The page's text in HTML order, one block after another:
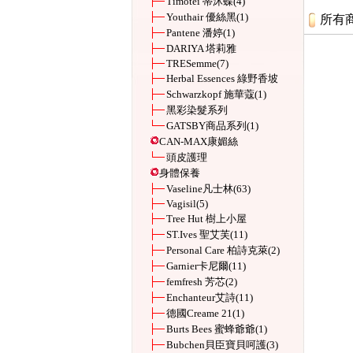
Youthair 優絲黑(1)
Pantene 潘婷(1)
DARIYA 塔莉雅
TRESemme(7)
Herbal Essences 綠野香坡
Schwarzkopf 施華蔻(1)
黑彩染髮系列
GATSBY商品系列 (1)
CAN-MAX康媚絲
頭皮護理
身體保養
Vaseline凡士林(63)
Vagisil(5)
Tree Hut 樹上小屋
ST.Ives 聖艾芙(11)
Personal Care 柏詩克萊(2)
Garnier卡尼爾(11)
femfresh 芳芯(2)
Enchanteur艾詩(11)
德國Creame 21(1)
Burts Bees 蜜蜂爺爺(1)
Bubchen貝臣寶貝呵護(3)
所有